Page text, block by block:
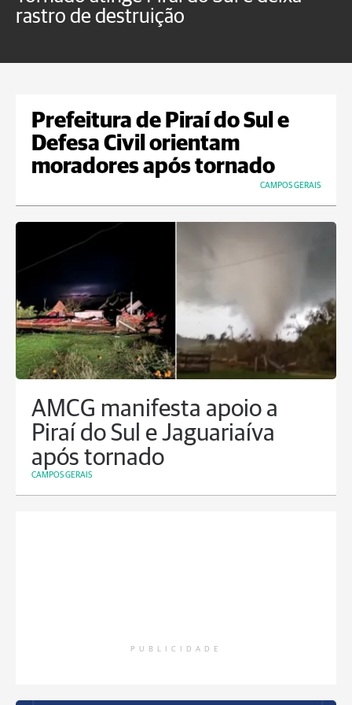
rastro de destruição
Prefeitura de Piraí do Sul e
Defesa Civil orientam
moradores após tornado
CAMPOS GERAIS
AMCG manifesta apoio a
Piraí do Sul e Jaguariaíva
após tornado
CAMPOS GERAIS
PUBLICIDADE